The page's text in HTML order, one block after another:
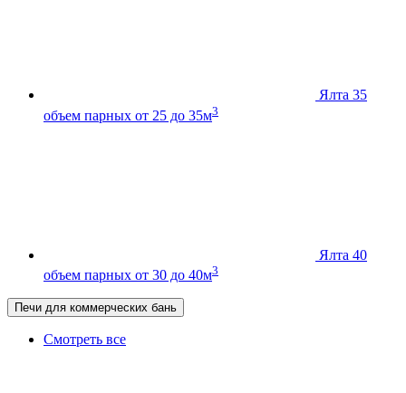
Ялта 35
объем парных от 25 до 35м3
Ялта 40
объем парных от 30 до 40м3
Печи для коммерческих бань
Смотреть все